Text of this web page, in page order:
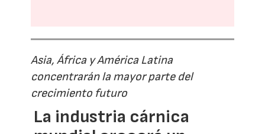
Asia, África y América Latina
concentrarán la mayor parte del
crecimiento futuro
La industria cárnica